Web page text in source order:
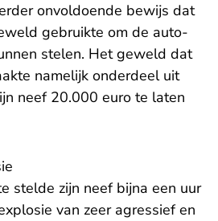
onvoldoende bewijs dat
gebruikte om de auto-
stelen. Het geweld dat
namelijk onderdeel uit
neef 20.000 euro te laten
stelde zijn neef bijna een uur
van zeer agressief en